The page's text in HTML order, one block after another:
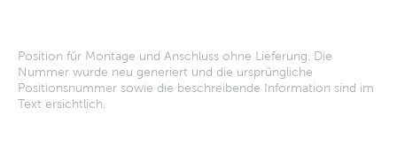
Position für Montage und Anschluss ohne Lieferung. Die
Nummer wurde neu generiert und die ursprüngliche
Positionsnummer sowie die beschreibende Information sind im
Text ersichtlich.